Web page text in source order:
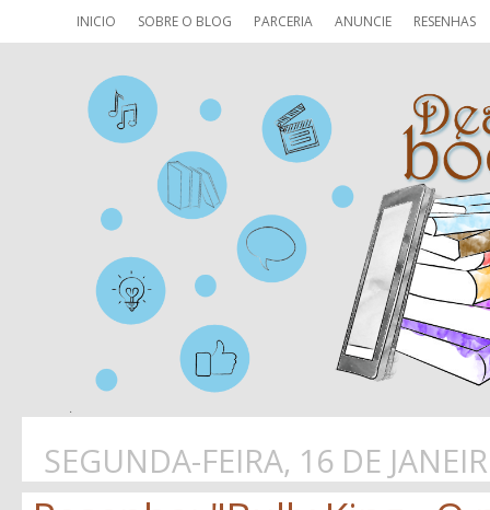
INICIO SOBRE O BLOG PARCERIA ANUNCIE RESENHAS
SEGUNDA-FEIRA, 16 DE